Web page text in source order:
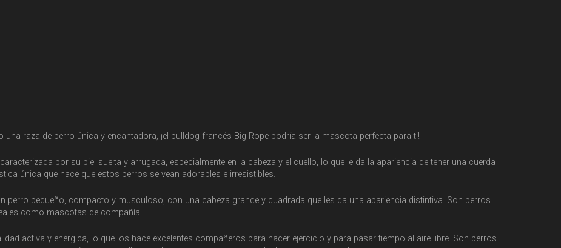
raza de perro única y encantadora, ¡el bulldog francés Big Rope podría ser la mascota perfecta para ti!
por su piel suelta y arrugada, especialmente en la cabeza y el cuello, lo que le da la apariencia de tener una cuerda
única que hace que estos perros se vean adorables e irresistibles.
perro pequeño, compacto y musculoso, con una cabeza grande y cuadrada que les da una apariencia distintiva. Son perros
como mascotas de compañía.
activa y enérgica, lo que los hace excelentes compañeros para hacer ejercicio y para pasar tiempo al aire libre. Son perros